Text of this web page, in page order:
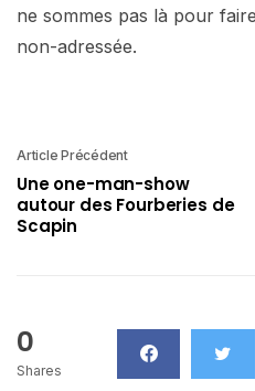
ne sommes pas là pour
non-adressée.
Article Précédent
Une one-man-show
autour des Fourberies de
Scapin
0
Shares